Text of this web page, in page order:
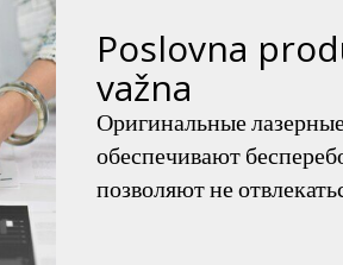
Poslovna
važna
Оригинальные
обеспечивают
позволяют не